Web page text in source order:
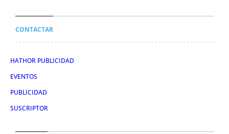
CONTACTAR
HATHOR PUBLICIDAD
EVENTOS
PUBLICIDAD
SUSCRIPTOR